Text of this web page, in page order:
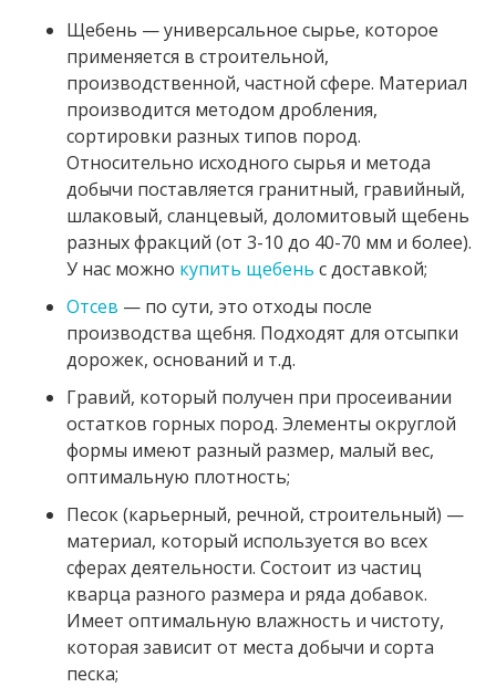
Щебень — универсальное сырье, которое
применяется в строительной,
производственной, частной сфере. Материал
производится методом дробления,
сортировки разных типов пород.
Относительно исходного сырья и метода
добычи поставляется гранитный, гравийный,
шлаковый, сланцевый, доломитовый щебень
разных фракций (от 3-10 до 40-70 мм и более).
У нас можно купить щебень с доставкой;
Отсев — по сути, это отходы после
производства щебня. Подходят для отсыпки
дорожек, оснований и т.д.
Гравий, который получен при просеивании
остатков горных пород. Элементы округлой
формы имеют разный размер, малый вес,
оптимальную плотность;
Песок (карьерный, речной, строительный) —
материал, который используется во всех
сферах деятельности. Состоит из частиц
кварца разного размера и ряда добавок.
Имеет оптимальную влажность и чистоту,
которая зависит от места добычи и сорта
песка;